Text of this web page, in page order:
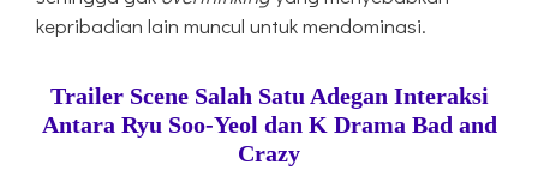
kepribadian lain muncul untuk mendominasi.
Trailer Scene Salah Satu Adegan Interaksi
Antara Ryu Soo-Yeol dan K Drama Bad and
Crazy